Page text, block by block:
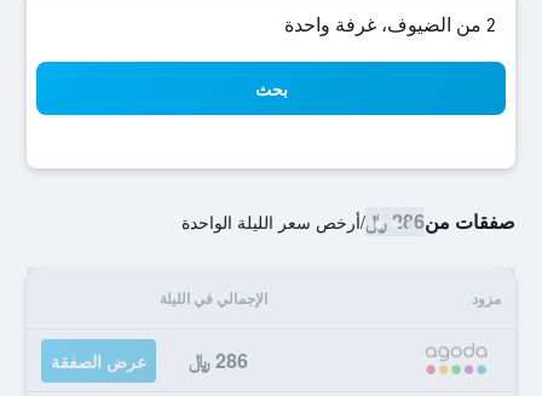
2 من الضيوف، غرفة واحدة
بحث
صفقات من286 ﷼ /أرخص سعر الليلة الواحدة
مزود الإجمالي في الليلة
286 ﷼ عرض الصفقة